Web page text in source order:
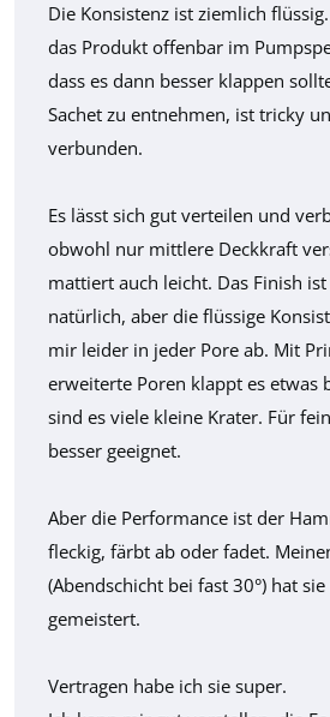
Die Konsistenz ist ziemlich
das Produkt offenbar im
dass es dann besser klappen
Sachet zu entnehmen, ist tricky
verbunden.
Es lässt sich gut verteilen und
obwohl nur mittlere Deckkraft
mattiert auch leicht. Das Finish
natürlich, aber die flüssige
mir leider in jeder Pore ab. Mit
erweiterte Poren klappt es etwas
sind es viele kleine Krater. Für
besser geeignet.
Aber die Performance ist der
fleckig, färbt ab oder fadet.
(Abendschicht bei fast 30°) hat
gemeistert.
Vertragen habe ich sie super.